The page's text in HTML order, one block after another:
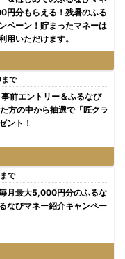
円分もらえる！残暑のふる
ペーン！貯まったマネーは
用いただけます。
で
前エントリー＆ふるなび
方の中から抽選で「匠クラ
ント！
で
月最大5,000円分のふるな
なびマネー紹介キャンペー